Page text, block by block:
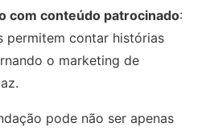
com conteúdo patrocinado:
permitem contar histórias
o marketing de
pode não ser apenas